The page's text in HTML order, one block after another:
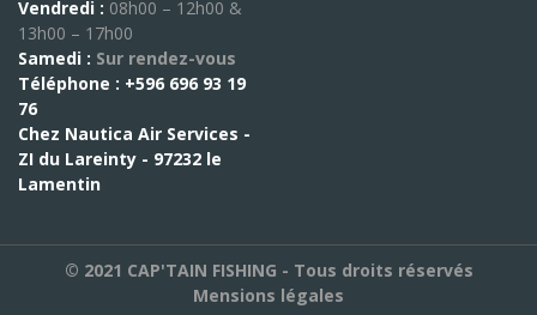
Vendredi : 08h00 – 12h00 &
13h00 – 17h00
Samedi : Sur rendez-vous
Téléphone : +596 696 93 19
76
Chez Nautica Air Services -
ZI du Lareinty - 97232 le
Lamentin
© 2021 CAP'TAIN FISHING - Tous droits réservés
Mensions légales